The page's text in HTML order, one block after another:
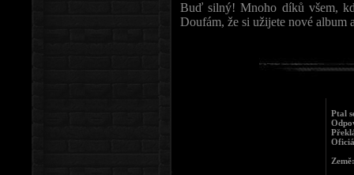
Buď silný! Mnoho díků všem,
Doufám, že si užijete nové album
Ptal